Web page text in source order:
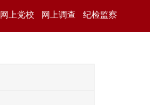
网上党校 网上调查 纪检监察